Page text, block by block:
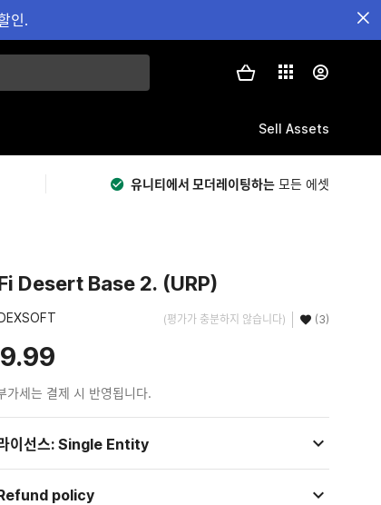
인.
Sell Assets
유니티에서 모더레이팅하는 모든 에셋
Desert Base 2. (URP)
(평가가 충분하지 않습니다) (3)
가세는 결제 시 반영됩니다.
이선스: Single Entity
policy